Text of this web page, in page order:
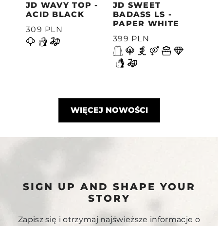
JD WAVY TOP -
ACID BLACK
309 PLN
JD SWEET
BADASS LS -
PAPER WHITE
399 PLN
Poprzedni
WIĘCEJ NOWOŚCI
SIGN UP AND SHAPE YOUR
STORY
Zapisz się i otrzymaj najświeższe informacje o